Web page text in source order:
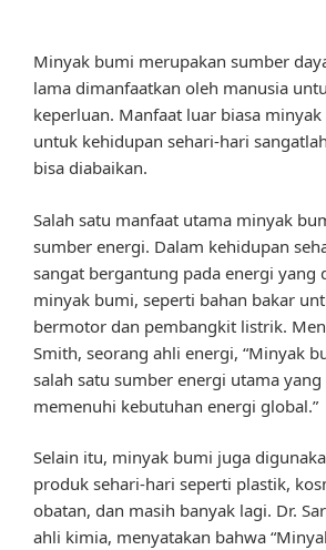
Minyak bumi merupakan sumber
lama dimanfaatkan oleh manusia
keperluan. Manfaat luar biasa
untuk kehidupan sehari-hari
bisa diabaikan.
Salah satu manfaat utama minyak
sumber energi. Dalam kehidupan
sangat bergantung pada energi yang
minyak bumi, seperti bahan bakar
bermotor dan pembangkit listrik.
Smith, seorang ahli energi, “Minyak
salah satu sumber energi utama
memenuhi kebutuhan energi global.”
Selain itu, minyak bumi juga
produk sehari-hari seperti plastik,
obatan, dan masih banyak lagi. Dr.
ahli kimia, menyatakan bahwa